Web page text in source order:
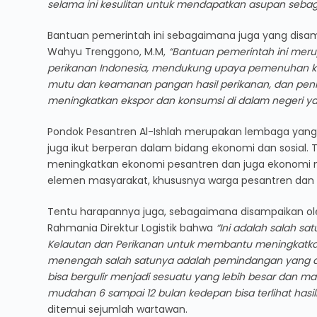
selama ini kesulitan untuk mendapatkan asupan
Bantuan pemerintah ini sebagaimana juga yang
Wahyu Trenggono, M.M, “Bantuan pemerintah ini
perikanan Indonesia, mendukung upaya
mutu dan keamanan pangan hasil perikanan, dan
meningkatkan ekspor dan konsumsi di dalam negeri
Pondok Pesantren Al-Ishlah merupakan lembaga
juga ikut berperan dalam bidang ekonomi dan
meningkatkan ekonomi pesantren dan juga
elemen masyarakat, khususnya warga pesantren
Tentu harapannya juga, sebagaimana disampaikan
Rahmania Direktur Logistik bahwa “Ini adalah salah
Kelautan dan Perikanan untuk membantu
menengah salah satunya adalah pemindangan yang
bisa bergulir menjadi sesuatu yang lebih besar dan
mudahan 6 sampai 12 bulan kedepan bisa terlihat
ditemui sejumlah wartawan.